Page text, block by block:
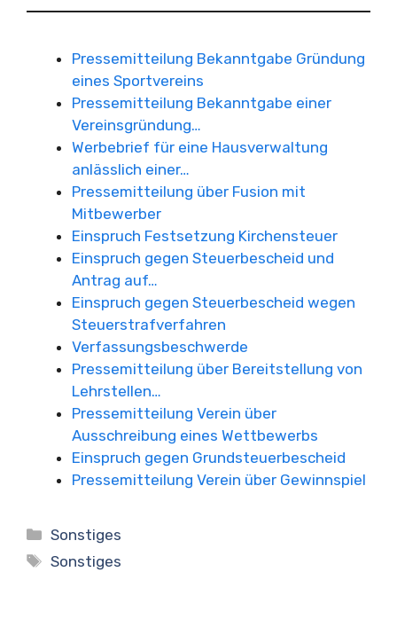
Pressemitteilung Bekanntgabe Gründung
eines Sportvereins
Pressemitteilung Bekanntgabe einer
Vereinsgründung…
Werbebrief für eine Hausverwaltung
anlässlich einer…
Pressemitteilung über Fusion mit
Mitbewerber
Einspruch Festsetzung Kirchensteuer
Einspruch gegen Steuerbescheid und
Antrag auf…
Einspruch gegen Steuerbescheid wegen
Steuerstrafverfahren
Verfassungsbeschwerde
Pressemitteilung über Bereitstellung von
Lehrstellen…
Pressemitteilung Verein über
Ausschreibung eines Wettbewerbs
Einspruch gegen Grundsteuerbescheid
Pressemitteilung Verein über Gewinnspiel
Kategorien
Sonstiges
Schlagwörter
Sonstiges